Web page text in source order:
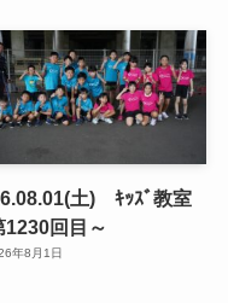
土) ｷｯｽﾞ教室
1230回目～
年8月1日